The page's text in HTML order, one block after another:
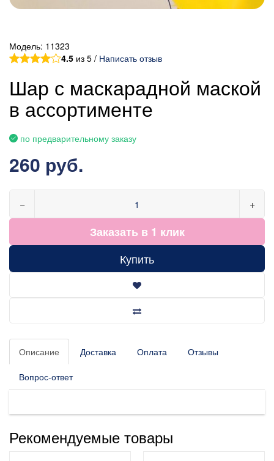
Модель: 11323
4.5 из 5 / Написать отзыв
Шар с маскарадной маской
в ассортименте
по предварительному заказу
260 руб.
− +
Заказать в 1 клик
Купить
Описание Доставка Оплата Отзывы
Вопрос-ответ
Рекомендуемые товары